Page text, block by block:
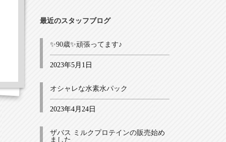
最近のスタッフブログ
✨90歳✨頑張ってます♪
2023年5月1日
オシャレな水素水パック
2023年4月24日
ザバス ミルクプロテインの販売始め
ました